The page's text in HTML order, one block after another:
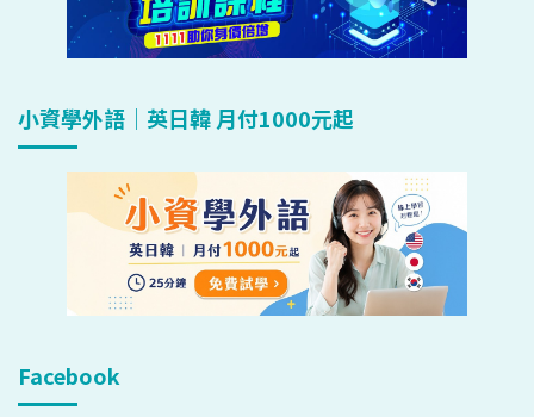
小資學外語｜英日韓 月付1000元起
Facebook